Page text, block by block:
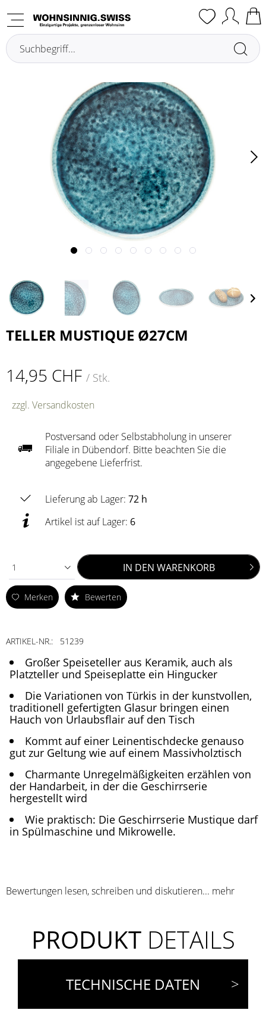
Übersicht
TELLER MUSTIQUE Ø27CM
14,95 CHF / Stk.
zzgl. Versandkosten
Postversand oder Selbstabholung in unserer
Filiale in Dübendorf. Bitte beachten Sie die
angegebene Lieferfrist.
Lieferung ab Lager: 72 h
Artikel ist auf Lager: 6
1 IN DEN WARENKORB
Merken Bewerten
ARTIKEL-NR.: 51239
Großer Speiseteller aus Keramik, auch als
Platzteller und Speiseplatte ein Hingucker
Die Variationen von Türkis in der kunstvollen,
traditionell gefertigten Glasur bringen einen
Hauch von Urlaubsflair auf den Tisch
Kommt auf einer Leinentischdecke genauso
gut zur Geltung wie auf einem Massivholztisch
Charmante Unregelmäßigkeiten erzählen von
der Handarbeit, in der die Geschirrserie
hergestellt wird
Wie praktisch: Die Geschirrserie Mustique darf
in Spülmaschine und Mikrowelle.
Bewertungen lesen, schreiben und diskutieren... mehr
PRODUKTDETAILS
TECHNISCHE DATEN